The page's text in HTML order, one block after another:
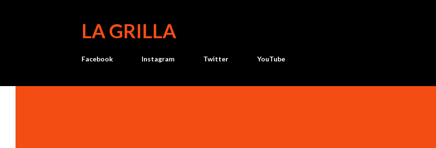
LA GRILLA
Facebook Instagram Twitter YouTube